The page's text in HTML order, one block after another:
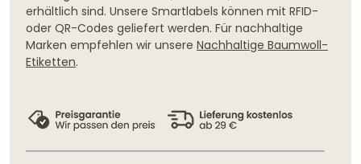
erhältlich sind. Unsere Smartlabels können mit RFID-
oder QR-Codes geliefert werden. Für nachhaltige
Marken empfehlen wir unsere Nachhaltige Baumwoll-
Etiketten.